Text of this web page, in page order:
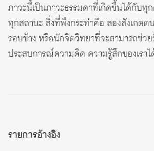
ภาวะนี้เป็นภาวะธรรมดาที่เกิดขึ้นได้กับ
ทุกสถานะ สิ่งที่พึงกระทำคือ ลองสังเกต
รอบข้าง หรือนักจิตวิทยาที่จะสามารถช่ว
ประสบการณ์ความคิด ความรู้สึกของเราไ
รายการอ้างอิง